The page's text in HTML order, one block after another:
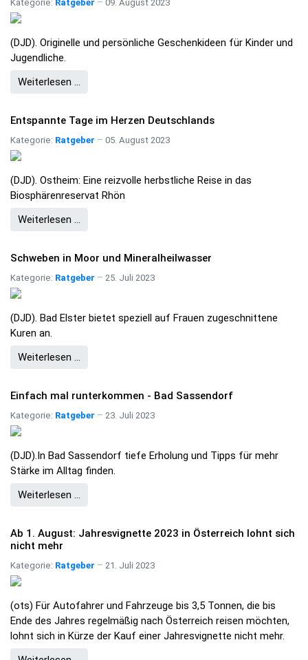
Kategorie: Ratgeber 09. August 2023
(DJD). Originelle und persönliche Geschenkideen für Kinder und
Jugendliche.
Weiterlesen …
Entspannte Tage im Herzen Deutschlands
Kategorie: Ratgeber 05. August 2023
(DJD). Ostheim: Eine reizvolle herbstliche Reise in das
Biosphärenreservat Rhön
Weiterlesen …
Schweben in Moor und Mineralheilwasser
Kategorie: Ratgeber 25. Juli 2023
(DJD). Bad Elster bietet speziell auf Frauen zugeschnittene
Kuren an.
Weiterlesen …
Einfach mal runterkommen - Bad Sassendorf
Kategorie: Ratgeber 23. Juli 2023
(DJD).In Bad Sassendorf tiefe Erholung und Tipps für mehr
Stärke im Alltag finden.
Weiterlesen …
Ab 1. August: Jahresvignette 2023 in Österreich lohnt sich
nicht mehr
Kategorie: Ratgeber 21. Juli 2023
(ots) Für Autofahrer und Fahrzeuge bis 3,5 Tonnen, die bis
Ende des Jahres regelmäßig nach Österreich reisen möchten,
lohnt sich in Kürze der Kauf einer Jahresvignette nicht mehr.